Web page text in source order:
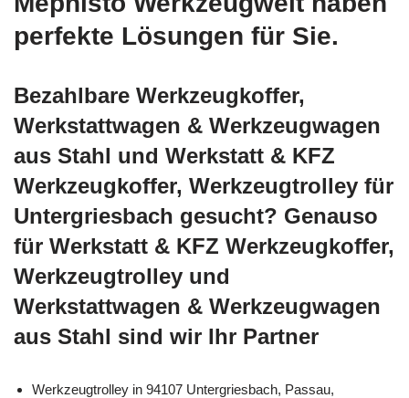
perfekte Lösungen für Sie.
Bezahlbare Werkzeugkoffer,
Werkstattwagen & Werkzeugwagen
aus Stahl und Werkstatt & KFZ
Werkzeugkoffer, Werkzeugtrolley für
Untergriesbach gesucht? Genauso
für Werkstatt & KFZ Werkzeugkoffer,
Werkzeugtrolley und
Werkstattwagen & Werkzeugwagen
aus Stahl sind wir Ihr Partner
Werkzeugtrolley in 94107 Untergriesbach, Passau,